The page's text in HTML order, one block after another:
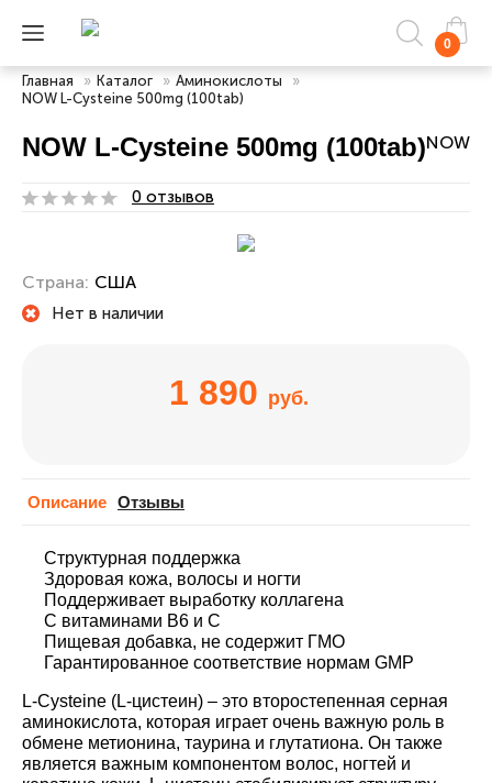
0
Главная » Каталог » Аминокислоты
»
NOW L-Cysteine 500mg (100tab)
NOW L-Cysteine 500mg (100tab)NOW
0 отзывов
Страна: США
Нет в наличии
1 890 руб.
Описание Отзывы
Структурная поддержка
Здоровая кожа, волосы и ногти
Поддерживает выработку коллагена
С витаминами B6 и C
Пищевая добавка, не содержит ГМО
Гарантированное соответствие нормам GMP
L-Cysteine (L-цистеин) – это второстепенная серная
аминокислота, которая играет очень важную роль в
обмене метионина, таурина и глутатиона. Он также
является важным компонентом волос, ногтей и